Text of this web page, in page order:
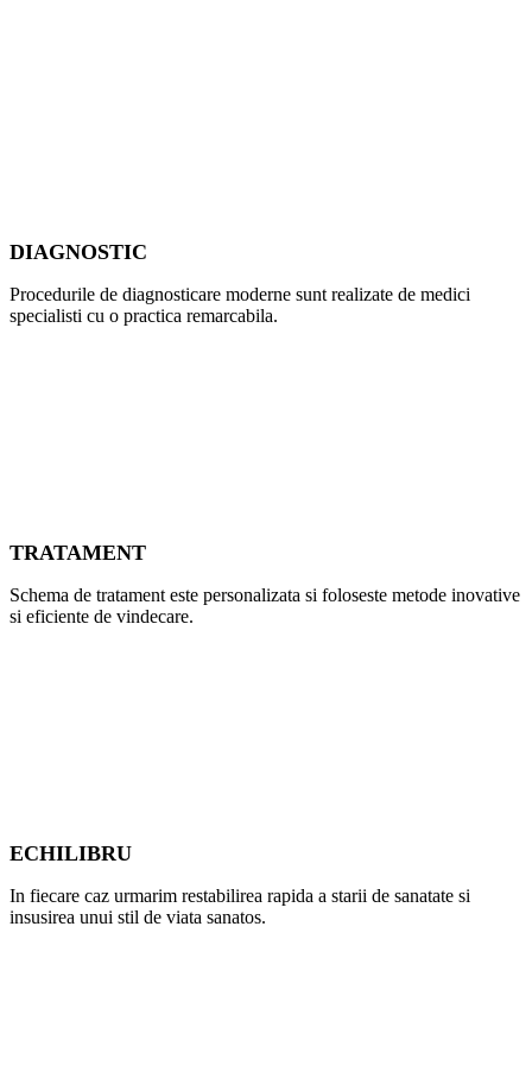
DIAGNOSTIC
Procedurile de diagnosticare moderne sunt realizate de medici
specialisti cu o practica remarcabila.
TRATAMENT
Schema de tratament este personalizata si foloseste metode inovative
si eficiente de vindecare.
ECHILIBRU
In fiecare caz urmarim restabilirea rapida a starii de sanatate si
insusirea unui stil de viata sanatos.